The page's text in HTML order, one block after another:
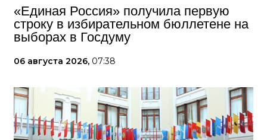
«Единая Россия» получила первую
строку в избирательном бюллетене на
выборах в Госдуму
06 августа 2026, 07:38